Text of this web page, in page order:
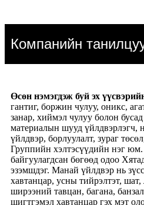
Компанийн
Өсөн нэмэгдэж буй эх
гантиг, боржин чулуу, оникс,
занар, хиймэл чулуу болон
материалын шууд үйлдвэрлэгч,
үйлдвэр, борлуулалт, зураг
Группийн хэлтэсүүдийн нэг
байгуулагдсан бөгөөд одоо
эзэмшдэг. Манай үйлдвэр нь
хавтанцар, усны тийрэлтэт,
ширээний тавцан, багана,
шигтгэмэл хавтанцар гэх мэт